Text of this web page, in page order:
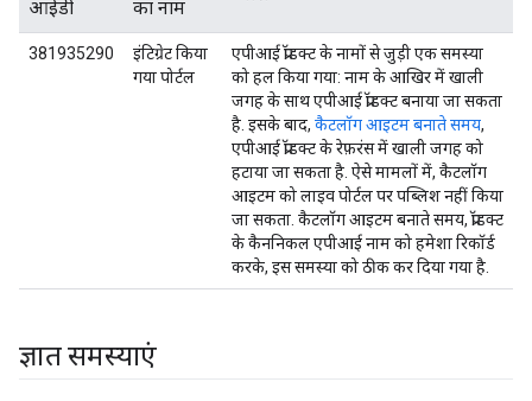
आईडी
का नाम
381935290
इंटिग्रेट किया
गया पोर्टल
एपीआई प्रॉडक्ट के नामों से जुड़ी एक समस्या
को हल किया गया: नाम के आखिर में खाली
जगह के साथ एपीआई प्रॉडक्ट बनाया जा सकता
है. इसके बाद, कैटलॉग आइटम बनाते समय,
एपीआई प्रॉडक्ट के रेफ़रंस में खाली जगह को
हटाया जा सकता है. ऐसे मामलों में, कैटलॉग
आइटम को लाइव पोर्टल पर पब्लिश नहीं किया
जा सकता. कैटलॉग आइटम बनाते समय, प्रॉडक्ट
के कैननिकल एपीआई नाम को हमेशा रिकॉर्ड
करके, इस समस्या को ठीक कर दिया गया है.
ज्ञात समस्याएं